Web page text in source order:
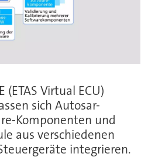
Virtual ECU)
sich Autosar-
Komponenten und
aus verschiedenen
integrieren.